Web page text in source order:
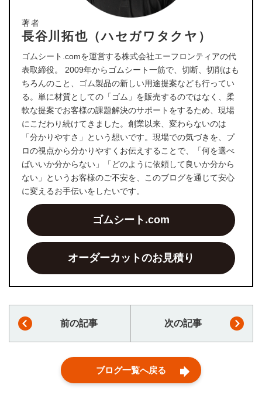
著者
長谷川拓也（ハセガワタクヤ）
ゴムシート.comを運営する株式会社エーフロンティアの代
表取締役。 2009年からゴムシート一筋で、切断、切削はも
ちろんのこと、ゴム製品の新しい用途提案なども行ってい
る。単に材質としての「ゴム」を販売するのではなく、柔
軟な提案でお客様の課題解決のサポートをするため、現場
にこだわり続けてきました。創業以来、変わらないのは
「分かりやすさ」という想いです。現場での気づきを、プ
ロの視点から分かりやすくお伝えすることで、「何を選べ
ばいいか分からない」「どのように依頼して良いか分から
ない」というお客様のご不安を、このブログを通じて安心
に変えるお手伝いをしたいです。
ゴムシート.com
オーダーカットのお見積り
前の記事 次の記事
ブログ一覧へ戻る